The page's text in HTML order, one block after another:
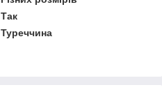
Так
Туреччина